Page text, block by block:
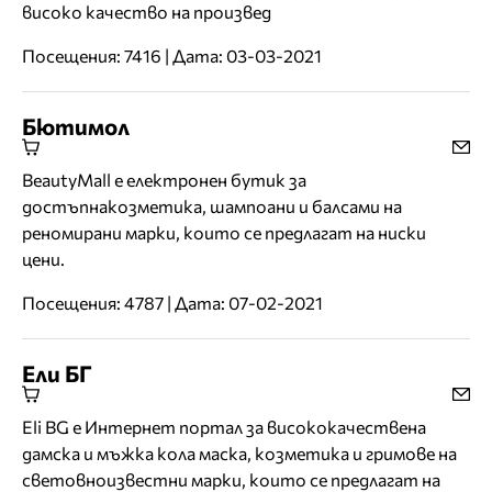
високо качество на произвед
Посещения: 7416 | Дата: 03-03-2021
Бютимол
BeautyMall е електронен бутик за
достъпнакозметика, шампоани и балсами на
реномирани марки, които се предлагат на ниски
цени.
Посещения: 4787 | Дата: 07-02-2021
Ели БГ
Eli BG е Интернет портал за висококачествена
дамска и мъжка кола маска, козметика и гримове на
световноизвестни марки, които се предлагат на